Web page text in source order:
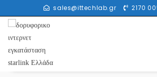
sales@ittechlab.gr 2170